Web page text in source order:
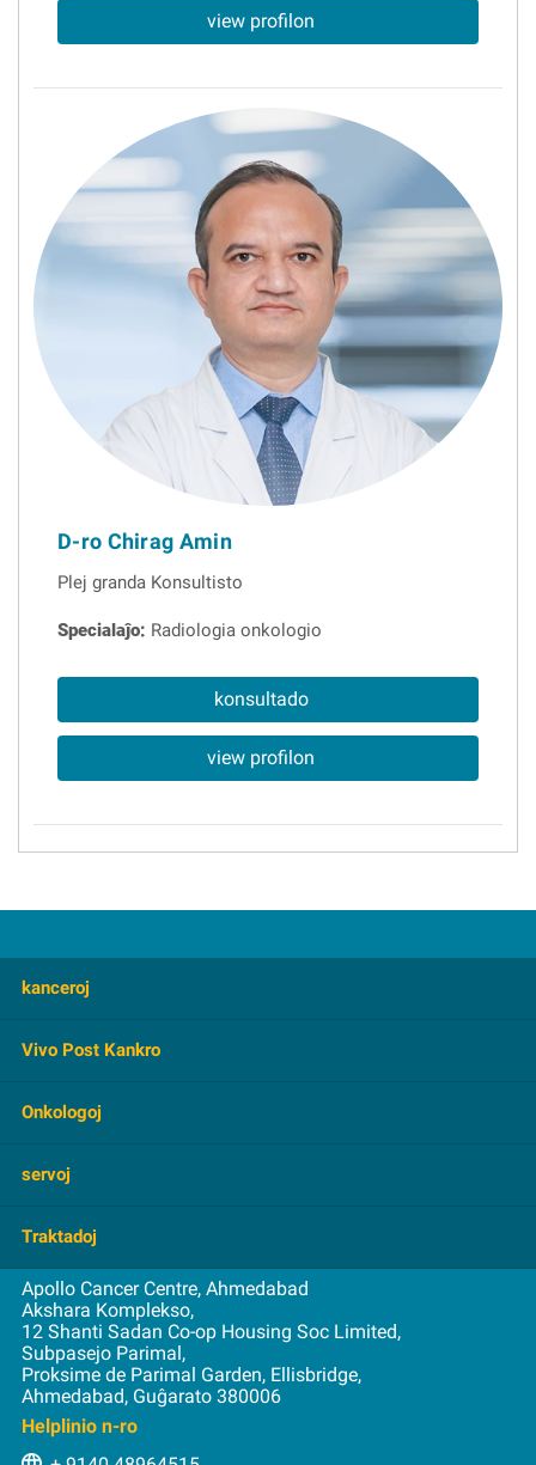
view profilon
D-ro Chirag Amin
Plej granda Konsultisto
Specialaĵo: Radiologia onkologio
konsultado
view profilon
kanceroj
Cerbo Tumoro
Kolonvenoj
Ginekologia
Kapo kaj Kolo
Pulmo
parola
Prostato
Spinaj Tumoroj
Stomako
Vivo Post Kankro
FAQ
antaŭzorgo
Videoj
Onkologoj
Hematologio
nuklea Medicino
Radiado
Kirurgia
servoj
Konfeso
konsultado
edukado
Unua Vizito
asekuro
Internaciaj Pacientoj
Traktadoj
Sango kaj Medolo-Transplantado
Brakiterapio
Breka rekonstruo
kemioterapio
HIPEC
Apollo Cancer Centre, Ahmedabad
Akshara Komplekso,
12 Shanti Sadan Co-op Housing Soc Limited,
Subpasejo Parimal,
Proksime de Parimal Garden, Ellisbridge,
Ahmedabad, Guĝarato 380006
Helplinio n-ro